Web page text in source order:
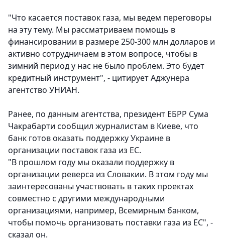
"Что касается поставок газа, мы ведем переговоры
на эту тему. Мы рассматриваем помощь в
финансировании в размере 250-300 млн долларов и
активно сотрудничаем в этом вопросе, чтобы в
зимний период у нас не было проблем. Это будет
кредитный инструмент", - цитирует Аджунера
агентство УНИАН.
Ранее, по данным агентства, президент ЕБРР Сума
Чакрабарти сообщил журналистам в Киеве, что
банк готов оказать поддержку Украине в
организации поставок газа из ЕС.
"В прошлом году мы оказали поддержку в
организации реверса из Словакии. В этом году мы
заинтересованы участвовать в таких проектах
совместно с другими международными
организациями, например, Всемирным банком,
чтобы помочь организовать поставки газа из ЕС", -
сказал он.